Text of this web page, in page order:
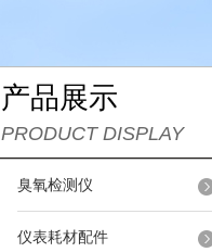
产品展示
PRODUCT DISPLAY
臭氧检测仪
仪表耗材配件